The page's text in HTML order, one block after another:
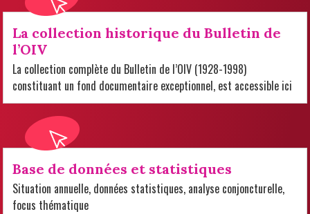
La collection historique du Bulletin de
l’OIV
La collection complète du Bulletin de l’OIV (1928-1998)
constituant un fond documentaire exceptionnel, est accessible ici
Base de données et statistiques
Situation annuelle, données statistiques, analyse conjoncturelle,
focus thématique